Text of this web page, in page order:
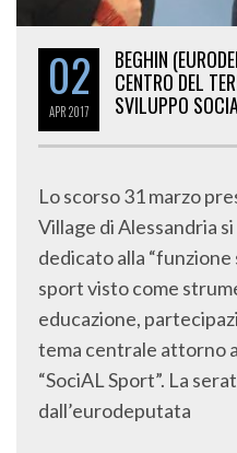
02
APR2017
BEGHIN
CENTRO DEL
SVILUPPO
Lo scorso 31 marzo
Village di Alessandria
dedicato alla “funzione
sport visto come
educazione,
tema centrale attorno
“SociAL Sport”. La
dall’eurodeputata